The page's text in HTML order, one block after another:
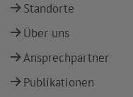
Standorte
Über uns
Ansprechpartner
Publikationen